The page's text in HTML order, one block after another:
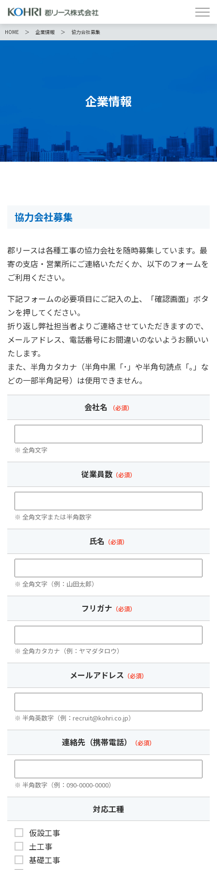
HOME 企業情報 協力会社募集
企業情報
協力会社募集
郡リースは各種工事の協力会社を随時募集しています。最
寄の支店・営業所にご連絡いただくか、以下のフォームを
ご利用ください。
下記フォームの必要項目にご記入の上、「確認画面」ボタ
ンを押してください。
折り返し弊社担当者よりご連絡させていただきますので、
メールアドレス、電話番号にお間違いのないようお願いい
たします。
また、半角カタカナ（半角中黒「･」や半角句読点「｡」な
どの一部半角記号）は使用できません。
会社名 （必須）
※ 全角文字
従業員数 （必須）
※ 全角文字または半角数字
氏名 （必須）
※ 全角文字（例：山田太郎）
フリガナ （必須）
※ 全角カタカナ（例：ヤマダタロウ）
メールアドレス （必須）
※ 半角英数字（例：recruit@kohri.co.jp）
連絡先（携帯電話） （必須）
※ 半角数字（例：090-0000-0000）
対応工種
仮設工事
土工事
基礎工事